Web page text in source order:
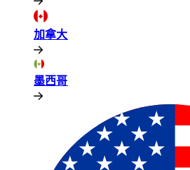
加拿大​​
墨西哥​​